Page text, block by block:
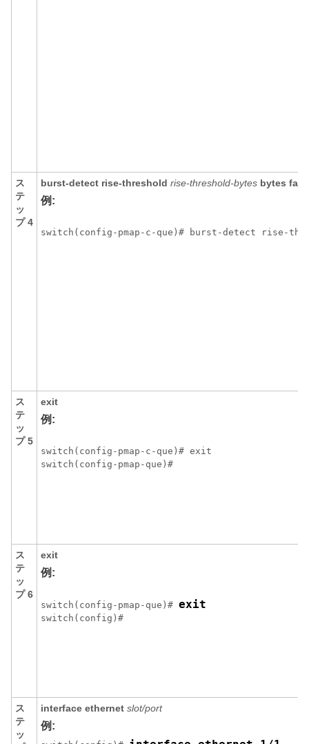
ス
テ
ッ
プ 4
burst-detect rise-threshold rise-threshold-bytes bytes fall-
例:
ス
テ
ッ
プ 5
exit
例:
switch(config-pmap-c-que)# exit
switch(config-pmap-que)#
ス
テ
ッ
プ 6
exit
例:
switch(config-pmap-que)# exit
switch(config)#
ス
テ
ッ
interface ethernet slot/port
例: